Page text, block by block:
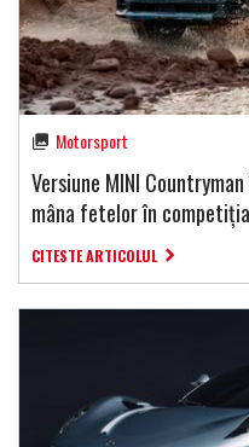
Motorsport
Versiune MINI
mâna fetelor în
CITESTE ARTICOLUL